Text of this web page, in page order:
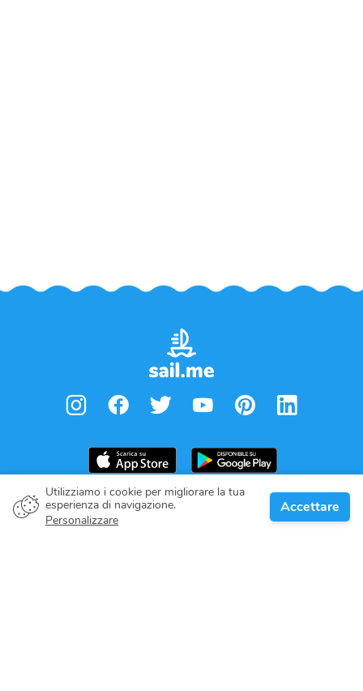
Utilizziamo i cookie per migliorare la tua
esperienza di navigazione.
Personalizzare
Accettare
Proprietario della barca